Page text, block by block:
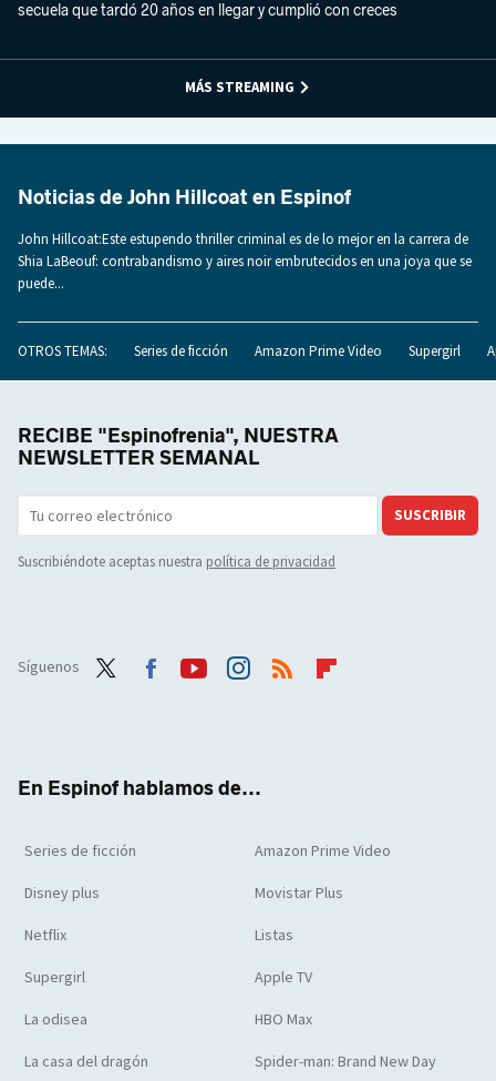
secuela que tardó 20 años en llegar y cumplió con creces
MÁS STREAMING
Noticias de John Hillcoat en Espinof
John Hillcoat:Este estupendo thriller criminal es de lo mejor en la carrera de
Shia LaBeouf: contrabandismo y aires noir embrutecidos en una joya que se
puede...
OTROS TEMAS: Series de ficción Amazon Prime Video Supergirl
RECIBE "Espinofrenia", NUESTRA
NEWSLETTER SEMANAL
SUSCRIBIR
Suscribiéndote aceptas nuestra política de privacidad
Síguenos
En Espinof hablamos de...
Series de ficción Amazon Prime Video
Disney plus Movistar Plus
Netflix Listas
Supergirl Apple TV
La odisea HBO Max
La casa del dragón Spider-man: Brand New Day